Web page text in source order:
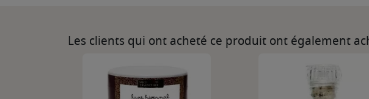
Les clients qui ont acheté ce produit ont également